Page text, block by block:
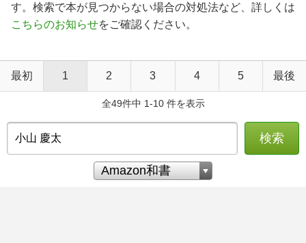
す。検索で本が見つからない場合の対処法など、詳しくは
こちらのお知らせをご確認ください。
最初 1 2 3 4 5 最後
全49件中 1-10 件を表示
検索